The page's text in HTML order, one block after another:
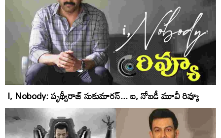
I, Nobody: పృథ్వీరాజ్‌ సుకుమారన్‌... ఐ, నోబడీ మూవీ రివ్యూ